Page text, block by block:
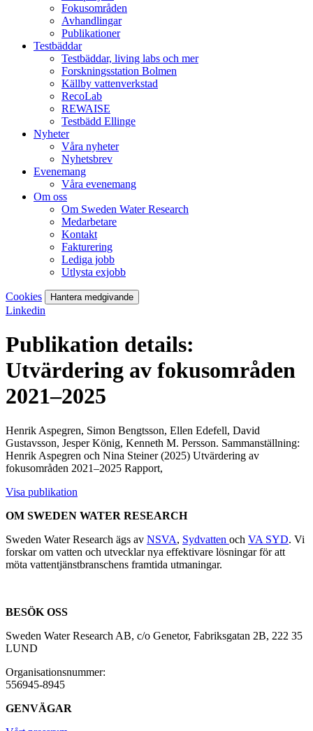
Fokusområden
Avhandlingar
Publikationer
Testbäddar
Testbäddar, living labs och mer
Forskningsstation Bolmen
Källby vattenverkstad
RecoLab
REWAISE
Testbädd Ellinge
Nyheter
Våra nyheter
Nyhetsbrev
Evenemang
Våra evenemang
Om oss
Om Sweden Water Research
Medarbetare
Kontakt
Fakturering
Lediga jobb
Utlysta exjobb
Cookies Hantera medgivande
Linkedin
Publikation details:
Utvärdering av fokusområden
2021–2025
Henrik Aspegren, Simon Bengtsson, Ellen Edefell, David
Gustavsson, Jesper König, Kenneth M. Persson. Sammanställning:
Henrik Aspegren och Nina Steiner (2025) Utvärdering av
fokusområden 2021–2025 Rapport,
Visa publikation
OM SWEDEN WATER RESEARCH
Sweden Water Research ägs av NSVA, Sydvatten och VA SYD. Vi
forskar om vatten och utvecklar nya effektivare lösningar för att
möta vattentjänstbranschens framtida utmaningar.
BESÖK OSS
Sweden Water Research AB, c/o Genetor, Fabriksgatan 2B, 222 35
LUND
Organisationsnummer:
556945-8945
GENVÄGAR